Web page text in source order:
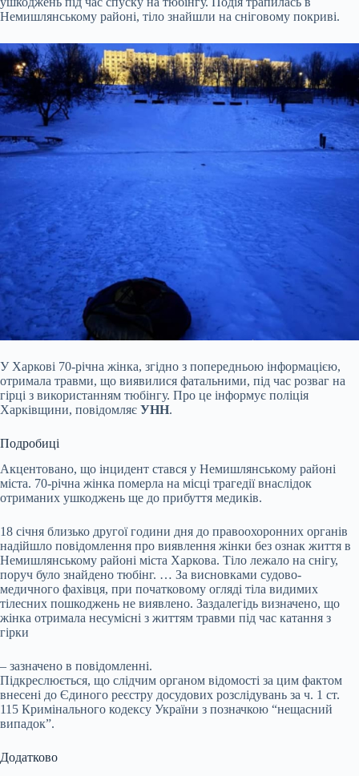
Немишлянському районі, тіло знайшли на сніговому покриві.
У Харкові 70-річна жінка, згідно з попередньою інформацією,
отримала травми, що виявилися фатальними, під час розваг на
гірці з використанням тюбінгу. Про це інформує поліція
Харківщини, повідомляє УНН.
Подробиці
Акцентовано, що інцидент стався у Немишлянському районі
міста. 70-річна жінка померла на місці трагедії внаслідок
отриманих ушкоджень ще до прибуття медиків.
18 січня близько другої години дня до правоохоронних органів
надійшло повідомлення про виявлення жінки без ознак життя в
Немишлянському районі міста Харкова. Тіло лежало на снігу,
поруч було знайдено тюбінг. … За висновками судово-
медичного фахівця, при початковому огляді тіла видимих
тілесних пошкоджень не виявлено. Заздалегідь визначено, що
жінка отримала несумісні з життям травми під час катання з
гірки
– зазначено в повідомленні.
Підкреслюється, що слідчим органом відомості за цим фактом
внесені до Єдиного реєстру досудових розслідувань за ч. 1 ст.
115 Кримінального кодексу України з позначкою “нещасний
випадок”.
Додатково